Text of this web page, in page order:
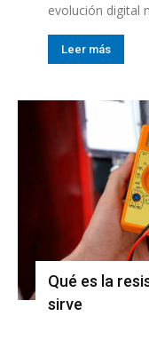
evolución digital
Leer más
Qué es la
sirve